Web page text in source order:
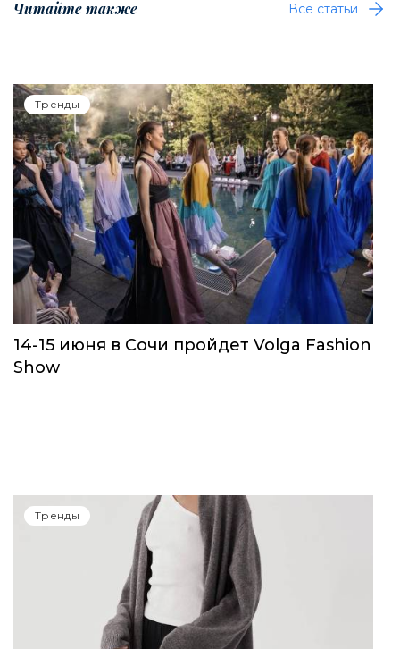
Читайте также Все статьи
Тренды
14-15 июня в Сочи пройдет Volga Fashion